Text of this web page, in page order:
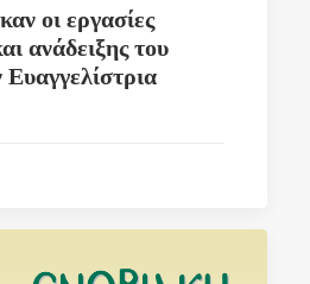
οι εργασίες
ανάδειξης του